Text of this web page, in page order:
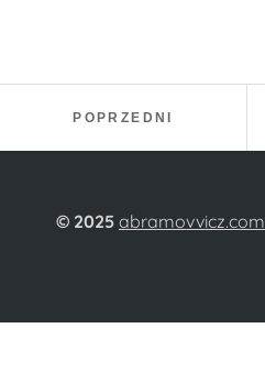
Nawigacja wpisu
POPRZEDNI
© 2025 abramovvicz.com